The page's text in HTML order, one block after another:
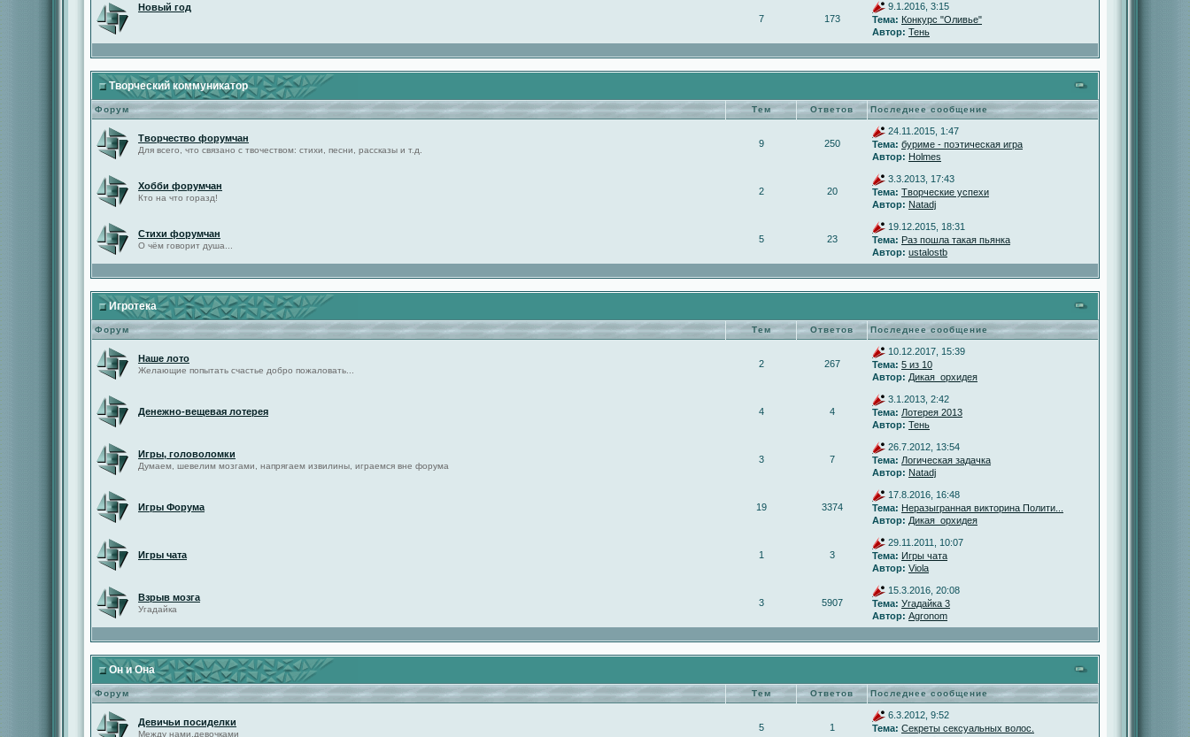
Новый год
7
173
9.1.2016, 3:15
Тема: Конкурс "Оливье"
Автор: Тень
Творческий коммуникатор
Форум Тем Ответов Последнее сообщение
Творчество форумчан
Для всего, что связано с твочеством: стихи, песни, рассказы и т.д.
9 250
24.11.2015, 1:47
Тема: буриме - поэтическая игра
Автор: Holmes
Хобби форумчан
Кто на что горазд!
2 20
3.3.2013, 17:43
Тема: Творческие успехи
Автор: Natadj
Стихи форумчан
О чём говорит душа...
5 23
19.12.2015, 18:31
Тема: Раз пошла такая пьянка
Автор: ustalostb
Игротека
Форум Тем Ответов Последнее сообщение
Наше лото
Желающие попытать счастье добро пожаловать...
2 267
10.12.2017, 15:39
Тема: 5 из 10
Автор: Дикая_орхидея
Денежно-вещевая лотерея 4 4
3.1.2013, 2:42
Тема: Лотерея 2013
Автор: Тень
Игры, головоломки
Думаем, шевелим мозгами, напрягаем извилины, играемся вне форума
3 7
26.7.2012, 13:54
Тема: Логическая задачка
Автор: Natadj
Игры Форума 19 3374
17.8.2016, 16:48
Тема: Неразыгранная викторина Полити...
Автор: Дикая_орхидея
Игры чата 1 3
29.11.2011, 10:07
Тема: Игры чата
Автор: Viola
Взрыв мозга
Угадайка
3 5907
15.3.2016, 20:08
Тема: Угадайка 3
Автор: Agronom
Он и Она
Форум Тем Ответов Последнее сообщение
Девичьи посиделки
Между нами,девочками
5 1
6.3.2012, 9:52
Тема: Секреты сексуальных волос.